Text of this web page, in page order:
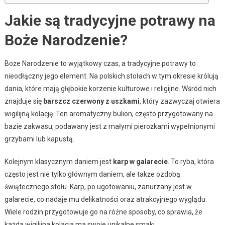
Jakie są tradycyjne potrawy na
Boże Narodzenie?
Boże Narodzenie to wyjątkowy czas, a tradycyjne potrawy to
nieodłączny jego element. Na polskich stołach w tym okresie królują
dania, które mają głębokie korzenie kulturowe i religijne. Wśród nich
znajduje się barszcz czerwony z uszkami, który zazwyczaj otwiera
wigilijną kolację. Ten aromatyczny bulion, często przygotowany na
bazie zakwasu, podawany jest z małymi pierożkami wypełnionymi
grzybami lub kapustą.
Kolejnym klasycznym daniem jest karp w galarecie. To ryba, która
często jest nie tylko głównym daniem, ale także ozdobą
świątecznego stołu. Karp, po ugotowaniu, zanurzany jest w
galarecie, co nadaje mu delikatności oraz atrakcyjnego wyglądu.
Wiele rodzin przygotowuje go na różne sposoby, co sprawia, że